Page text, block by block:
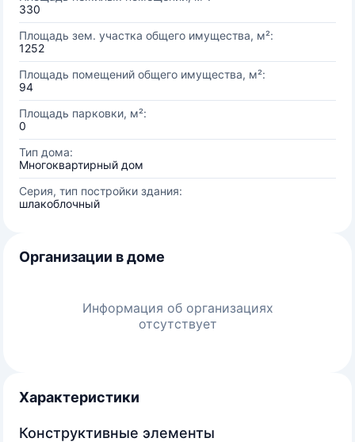
330
Площадь зем. участка общего имущества, м²:
1252
Площадь помещений общего имущества, м²:
94
Площадь парковки, м²:
0
Тип дома:
Многоквартирный дом
Серия, тип постройки здания:
шлакоблочный
Организации в доме
Информация об организациях
отсутствует
Характеристики
Конструктивные элементы